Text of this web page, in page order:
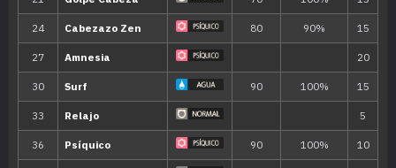
MT082 Onda Trueno
MT085 Descanso
MT086 Avalancha 75
MT092 Sellar